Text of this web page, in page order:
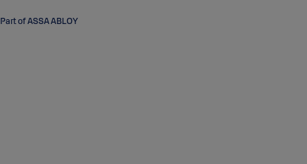
Part of ASSA ABLOY